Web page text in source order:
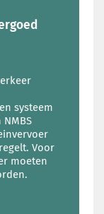
systeem
Voor
moeten